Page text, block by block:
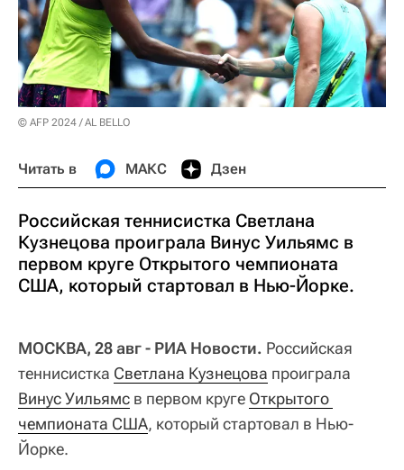
© AFP 2024 / AL BELLO
Читать в МАКС Дзен
Российская теннисистка Светлана
Кузнецова проиграла Винус Уильямс в
первом круге Открытого чемпионата
США, который стартовал в Нью-Йорке.
МОСКВА, 28 авг - РИА Новости. Российская
теннисистка Светлана Кузнецова проиграла
Винус Уильямс в первом круге Открытого
чемпионата США, который стартовал в Нью-
Йорке.